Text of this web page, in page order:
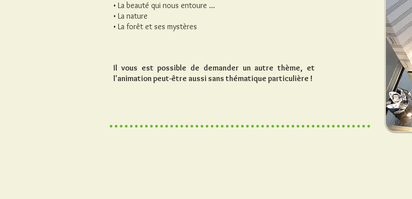
• La beauté qui nous entoure ...
• La nature
• La forêt et ses mystères
Il vous est possible de demander un autre thème, et
l'animation peut-être aussi sans thématique particulière !